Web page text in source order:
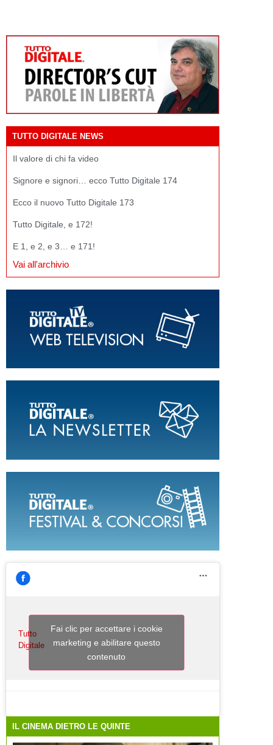
TUTTO DIGITALE NEWS
Il valore di chi fa video
Signore e signori… ecco Tutto Digitale 174
Ecco il nuovo Tutto Digitale 173
Tutto Digitale, e 172!
E 1, e 2, e 3… e 171!
Vai all'archivio
Tutto
Digitale
Fai clic per accettare i cookie
marketing e abilitare questo
contenuto
IL CINEMA DIETRO LE QUINTE